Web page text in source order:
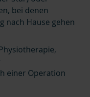
bei denen
nach Hause gehen
einer Operation